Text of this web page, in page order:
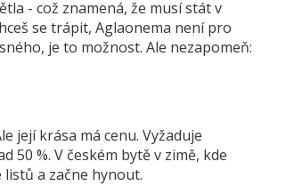
- což znamená, že musí stát v
se trápit, Aglaonema není pro
je to možnost. Ale nezapomeň:
její krása má cenu. Vyžaduje
50 %. V českém bytě v zimě, kde
a začne hynout.